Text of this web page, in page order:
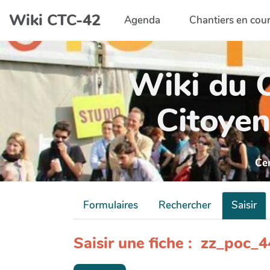
Aller au contenu principal
Wiki CTC-42 Agenda Chantiers en
Wiki du
Formulaires Rechercher Saisir
Saisir une fiche :